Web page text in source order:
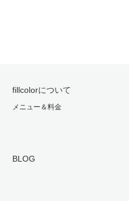
fillcolorについて
メニュー＆料金
BLOG